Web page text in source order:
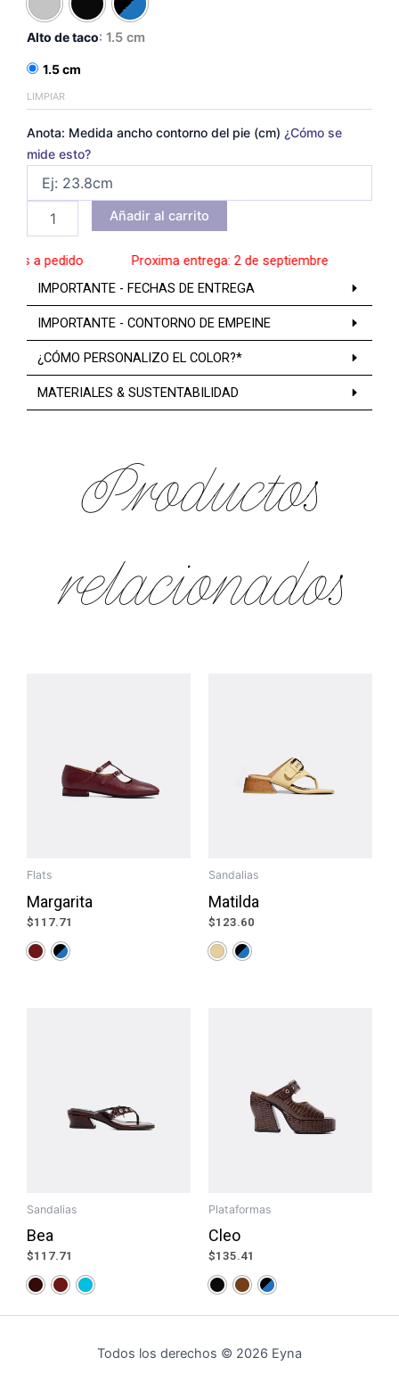
Alto de taco: 1.5 cm
1.5 cm
LIMPIAR
Anota: Medida ancho contorno del pie (cm) ¿Cómo se
mide esto?
Añadir al carrito
a pedido______ Proxima entrega: 2 de septiembre______
IMPORTANTE - FECHAS DE ENTREGA
IMPORTANTE - CONTORNO DE EMPEINE
¿CÓMO PERSONALIZO EL COLOR?*
MATERIALES & SUSTENTABILIDAD
Productos
relacionados
Flats
Margarita
$117.71
Sandalias
Matilda
$123.60
Sandalias
Bea
$117.71
Plataformas
Cleo
$135.41
Todos los derechos © 2026 Eyna